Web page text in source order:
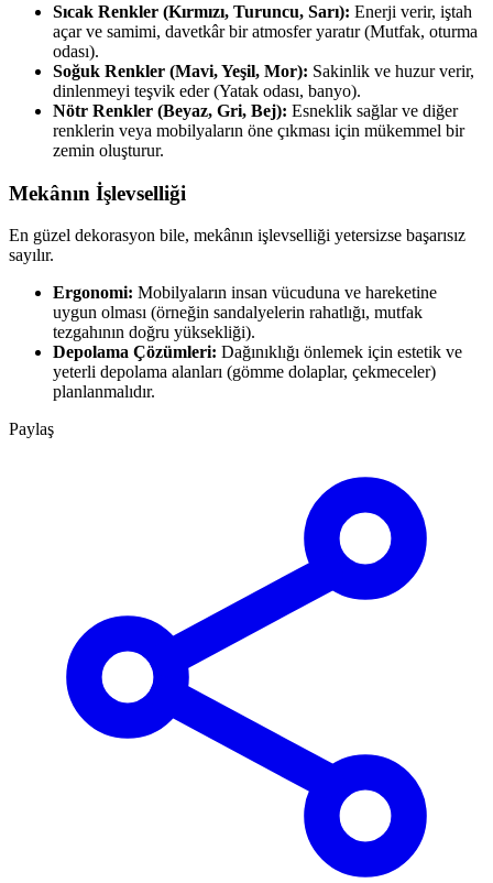
Sıcak Renkler (Kırmızı, Turuncu, Sarı): Enerji verir, iştah
açar ve samimi, davetkâr bir atmosfer yaratır (Mutfak, oturma
odası).
Soğuk Renkler (Mavi, Yeşil, Mor): Sakinlik ve huzur verir,
dinlenmeyi teşvik eder (Yatak odası, banyo).
Nötr Renkler (Beyaz, Gri, Bej): Esneklik sağlar ve diğer
renklerin veya mobilyaların öne çıkması için mükemmel bir
zemin oluşturur.
Mekânın İşlevselliği
En güzel dekorasyon bile, mekânın işlevselliği yetersizse başarısız
sayılır.
Ergonomi: Mobilyaların insan vücuduna ve hareketine
uygun olması (örneğin sandalyelerin rahatlığı, mutfak
tezgahının doğru yüksekliği).
Depolama Çözümleri: Dağınıklığı önlemek için estetik ve
yeterli depolama alanları (gömme dolaplar, çekmeceler)
planlanmalıdır.
Paylaş